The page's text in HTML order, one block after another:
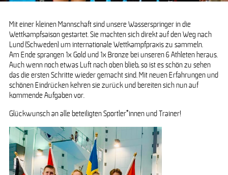
Team Lund
Mit einer kleinen Mannschaft sind unsere Wasserspringer in die
Wettkampfsaison gestartet. Sie machten sich direkt auf den Weg nach
Lund (Schweden) um internationale Wettkampfpraxis zu sammeln.
Am Ende sprangen 1x Gold und 1x Bronze bei unseren 6 Athleten heraus.
Auch wenn noch etwas Luft nach oben blieb, so ist es schön zu sehen
das die ersten Schritte wieder gemacht sind. Mit neuen Erfahrungen und
schönen Eindrücken kehren sie zurück und bereiten sich nun auf
kommende Aufgaben vor.
Glückwunsch an alle beteiligten Sportler*innen und Trainer!